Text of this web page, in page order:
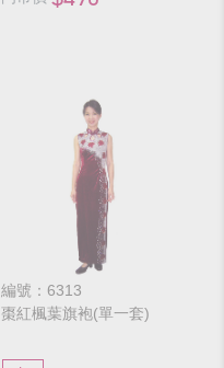
編號：6313
棗紅楓葉旗袍(單一套)